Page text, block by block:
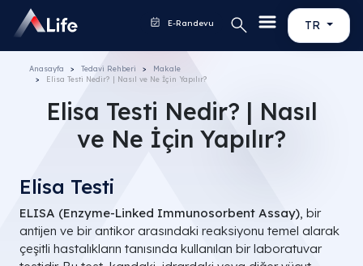
TR
E-Randevu
Anasayfa Tedavi Rehberi
Makale
​Elisa Testi Nedir? | Nasıl ve Ne İçin Yapılır?
​Elisa Testi Nedir? | Nasıl
ve Ne İçin Yapılır?
​Elisa Testi
ELISA (Enzyme-Linked Immunosorbent Assay), bir
antijen ve bir antikor arasındaki reaksiyonu temel alarak
çeşitli hastalıkların tanısında kullanılan bir laboratuvar